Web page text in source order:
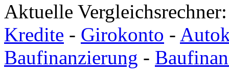
Aktuelle
Kredite - Girokonto -
Baufinanzierung -